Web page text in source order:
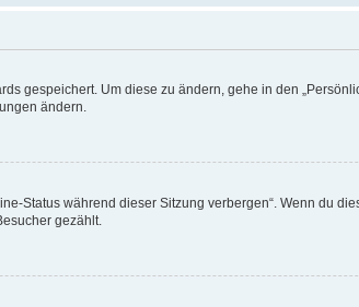
gespeichert. Um diese zu ändern, gehe in den
ändern.
Status während dieser Sitzung verbergen“. Wenn du
gezählt.